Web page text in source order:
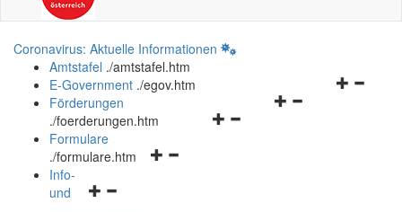
Coronavirus: Aktuelle Informationen
Amtstafel ./amtstafel.htm
Navigationsmenü
E-Government ./egov.htm
Navigationsmenü
Förderungen
./foerderungen.htm
Navigationsmenü
Formulare
./formulare.htm
Navigationsmenü
Info-
und